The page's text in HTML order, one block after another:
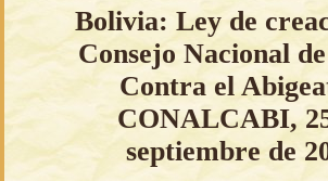
Bolivia: Ley de
Consejo Nacional
Contra el
CONALCABI,
septiembre de